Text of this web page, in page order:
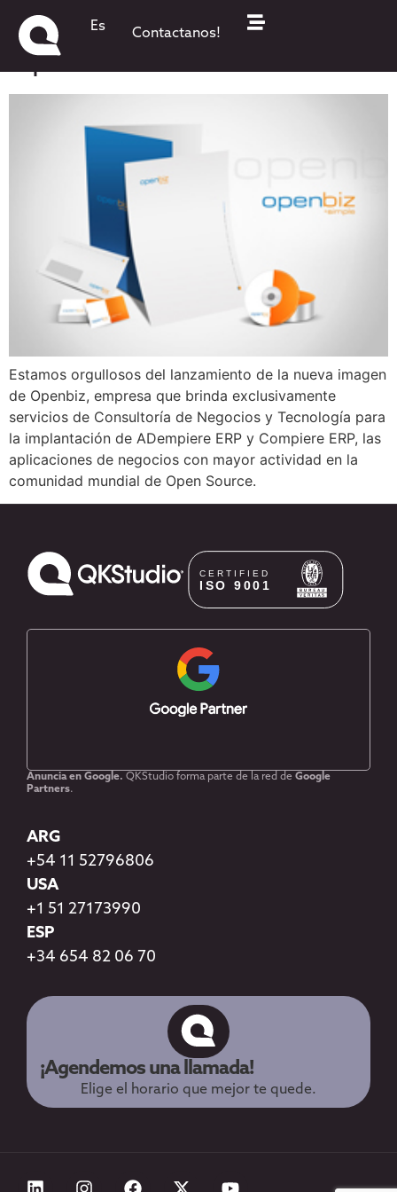
Es Contactanos!
Nueva imagen para
OpenBiz!
Estamos orgullosos del lanzamiento de la nueva imagen
de Openbiz, empresa que brinda exclusivamente
servicios de Consultoría de Negocios y Tecnología para
la implantación de ADempiere ERP y Compiere ERP, las
aplicaciones de negocios con mayor actividad en la
comunidad mundial de Open Source.
Anuncia en Google. QKStudio forma parte de la red de Google
Partners.
ARG
+54 11 52796806
USA
+1 51 27173990
ESP
+34 654 82 06 70
¡Agendemos una llamada!
Elige el horario que mejor te quede.